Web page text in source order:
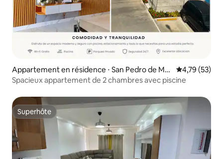
Appartement en résidence ⋅ San Pedro de Ma
corís
Évaluation
4,79 (53)
Spacieux appartement de 2 chambres avec piscine
Superhôte
Superhôte